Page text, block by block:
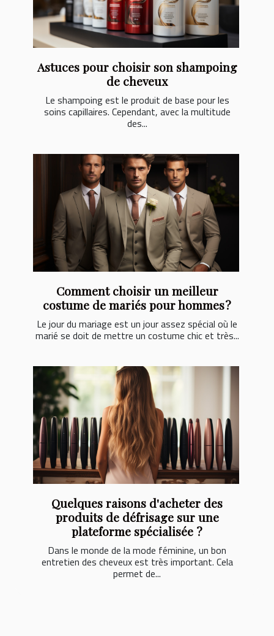
Astuces pour choisir son shampoing
de cheveux
Le shampoing est le produit de base pour les
soins capillaires. Cependant, avec la multitude
des...
Comment choisir un meilleur
costume de mariés pour hommes ?
Le jour du mariage est un jour assez spécial où le
marié se doit de mettre un costume chic et très...
Quelques raisons d'acheter des
produits de défrisage sur une
plateforme spécialisée ?
Dans le monde de la mode féminine, un bon
entretien des cheveux est très important. Cela
permet de...